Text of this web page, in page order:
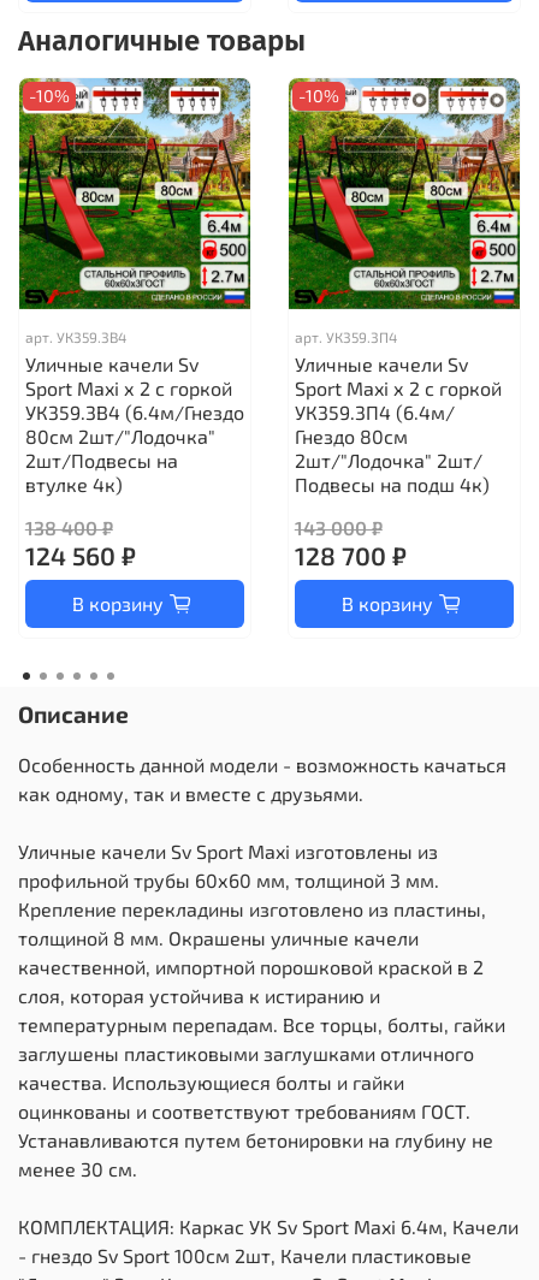
Аналогичные товары
-10%
арт. УК359.3В4
Уличные качели Sv
Sport Maxi х 2 с горкой
УК359.3В4 (6.4м/Гнездо
80см 2шт/"Лодочка"
2шт/Подвесы на
втулке 4к)
138 400 ₽
124 560 ₽
В корзину
-10%
арт. УК359.3П4
Уличные качели Sv
Sport Maxi х 2 с горкой
УК359.3П4 (6.4м/
Гнездо 80см
2шт/"Лодочка" 2шт/
Подвесы на подш 4к)
143 000 ₽
128 700 ₽
В корзину
Описание
Особенность данной модели - возможность качаться
как одному, так и вместе с друзьями.
Уличные качели Sv Sport Maxi изготовлены из
профильной трубы 60х60 мм, толщиной 3 мм.
Крепление перекладины изготовлено из пластины,
толщиной 8 мм. Окрашены уличные качели
качественной, импортной порошковой краской в 2
слоя, которая устойчива к истиранию и
температурным перепадам. Все торцы, болты, гайки
заглушены пластиковыми заглушками отличного
качества. Использующиеся болты и гайки
оцинкованы и соответствуют требованиям ГОСТ.
Устанавливаются путем бетонировки на глубину не
менее 30 см.
КОМПЛЕКТАЦИЯ: Каркас УК Sv Sport Maxi 6.4м, Качели
- гнездо Sv Sport 100см 2шт, Качели пластиковые